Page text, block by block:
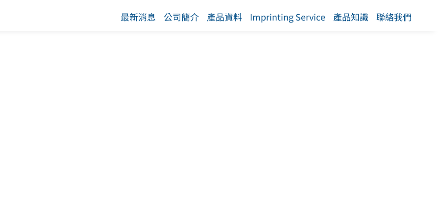
最新消息 公司簡介 產品資料 Imprinting Service 產品知識 聯絡我們